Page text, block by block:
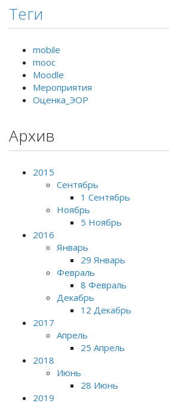
Теги
mobile
mooc
Moodle
Мероприятия
Оценка_ЭОР
Архив
2015
Сентябрь
1 Сентябрь
Ноябрь
5 Ноябрь
2016
Январь
29 Январь
Февраль
8 Февраль
Декабрь
12 Декабрь
2017
Апрель
25 Апрель
2018
Июнь
28 Июнь
2019